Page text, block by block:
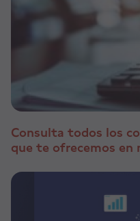
Consulta todos los
que te ofrecemos en